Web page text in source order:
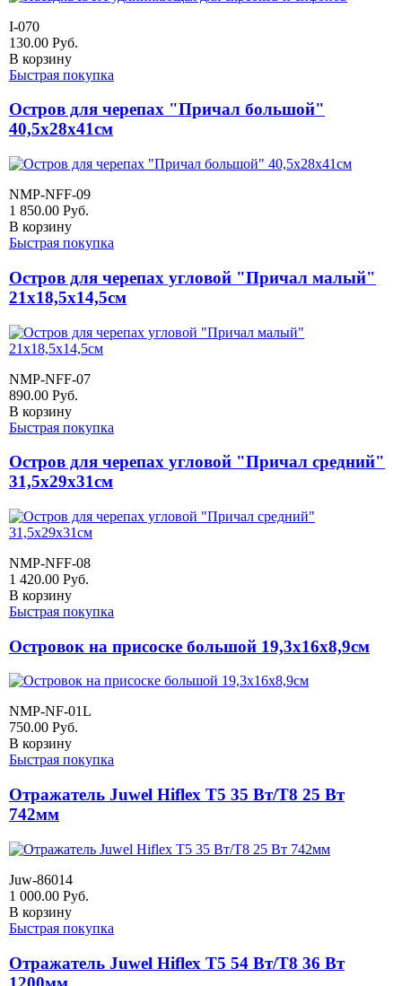
I-070
130.00 Руб.
В корзину
Быстрая покупка
Остров для черепах "Причал большой"
40,5х28х41см
NMP-NFF-09
1 850.00 Руб.
В корзину
Быстрая покупка
Остров для черепах угловой "Причал малый"
21х18,5х14,5см
NMP-NFF-07
890.00 Руб.
В корзину
Быстрая покупка
Остров для черепах угловой "Причал средний"
31,5х29х31см
NMP-NFF-08
1 420.00 Руб.
В корзину
Быстрая покупка
Островок на присоске большой 19,3х16х8,9см
NMP-NF-01L
750.00 Руб.
В корзину
Быстрая покупка
Отражатель Juwel Hiflex T5 35 Вт/Т8 25 Вт
742мм
Juw-86014
1 000.00 Руб.
В корзину
Быстрая покупка
Отражатель Juwel Hiflex T5 54 Вт/Т8 36 Вт